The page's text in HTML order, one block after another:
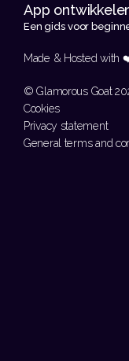
Een gids voor
Made & Hosted with
© Glamorous Goat
Cookies
Privacy statement
General terms and